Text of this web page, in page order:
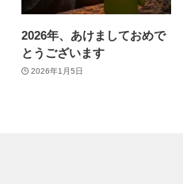
2026年、あけましておめで
とうございます
2026年1月5日